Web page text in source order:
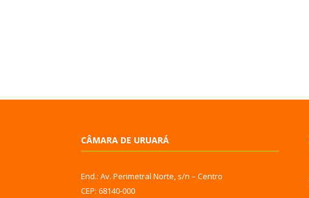
CÂMARA DE URUARÁ
End.: Av. Perimetral Norte, s/n – Centro
CEP: 68140-000